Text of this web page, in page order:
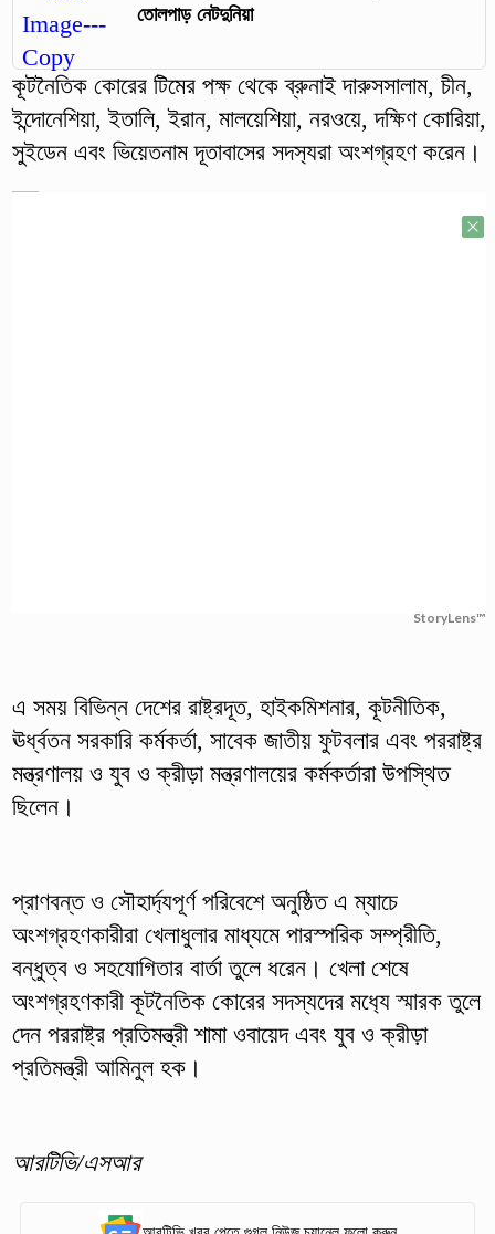
তোলপাড় নেটদুনিয়া
কূটনৈতিক কোরের টিমের পক্ষ থেকে ব্রুনাই দারুসসালাম, চীন,
ইন্দোনেশিয়া, ইতালি, ইরান, মালয়েশিয়া, নরওয়ে, দক্ষিণ কোরিয়া,
সুইডেন এবং ভিয়েতনাম দূতাবাসের সদস‍্যরা অংশগ্রহণ করেন।
StoryLens™
এ সময় বিভিন্ন দেশের রাষ্ট্রদূত, হাইকমিশনার, কূটনীতিক,
ঊর্ধ্বতন সরকারি কর্মকর্তা, সাবেক জাতীয় ফুটবলার এবং পররাষ্ট্র
মন্ত্রণালয় ও যুব ও ক্রীড়া মন্ত্রণালয়ের কর্মকর্তারা উপস্থিত
ছিলেন।
প্রাণবন্ত ও সৌহার্দ্যপূর্ণ পরিবেশে অনুষ্ঠিত এ ম্যাচে
অংশগ্রহণকারীরা খেলাধুলার মাধ্যমে পারস্পরিক সম্প্রীতি,
বন্ধুত্ব ও সহযোগিতার বার্তা তুলে ধরেন। খেলা শেষে
অংশগ্রহণকারী কূটনৈতিক কোরের সদস্যদের মধ‍্যে স্মারক তুলে
দেন পররাষ্ট্র প্রতিমন্ত্রী শামা ওবায়েদ এবং যুব ও ক্রীড়া
প্রতিমন্ত্রী আমিনুল হক।
আরটিভি/এসআর